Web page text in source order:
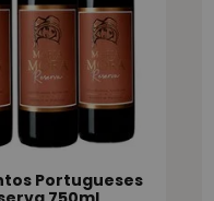
Portugueses